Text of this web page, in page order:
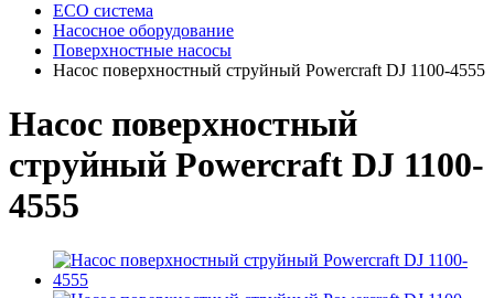
ECO система
Насосное оборудование
Поверхностные насосы
Насос поверхностный струйный Powercraft DJ 1100-4555
Насос поверхностный
струйный Powercraft DJ 1100-
4555